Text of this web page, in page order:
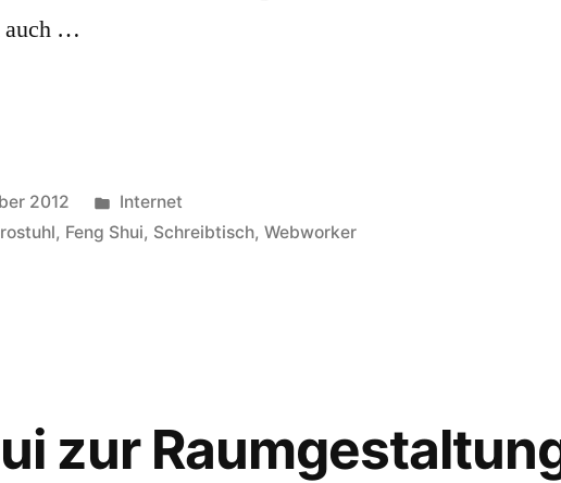
auch …
2012
Veröffentlicht
in
Internet
, Feng Shui, Schreibtisch,Webworker
zur